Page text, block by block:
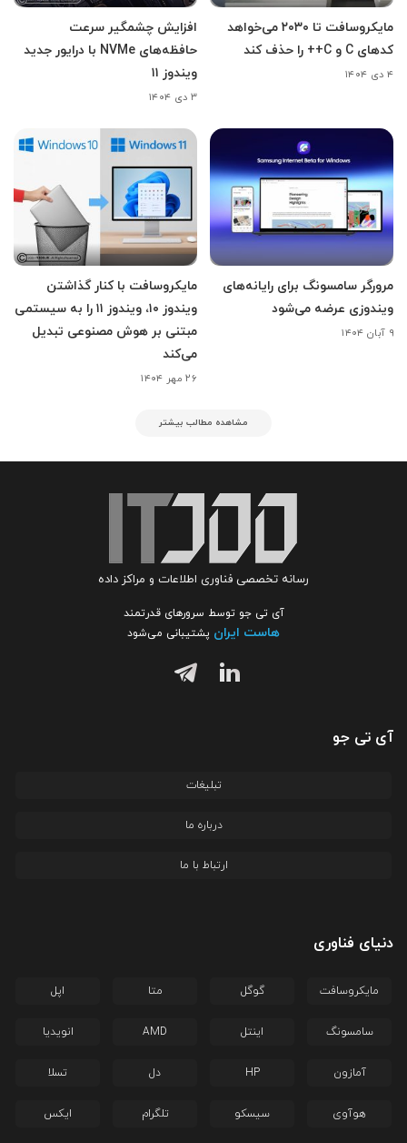
مایکروسافت تا ۲۰۳۰ می‌خواهد
کدهای C و C++ را حذف کند
۴ دی ۱۴۰۴
افزایش چشمگیر سرعت
حافظه‌های NVMe با درایور جدید
ویندوز ۱۱
۳ دی ۱۴۰۴
مرورگر سامسونگ برای رایانه‌های
ویندوزی عرضه می‌شود
۹ آبان ۱۴۰۴
مایکروسافت با کنار گذاشتن
ویندوز ۱۰، ویندوز ۱۱ را به سیستمی
مبتنی بر هوش مصنوعی تبدیل
می‌کند
۲۶ مهر ۱۴۰۴
مشاهده مطالب بیشتر
رسانه تخصصی فناوری اطلاعات و مراکز داده
آی تی جو توسط سرورهای قدرتمند
هاست ایران پشتیبانی می‌شود
آی تی جو
تبلیغات
درباره ما
ارتباط با ما
دنیای فناوری
مایکروسافت گوگل متا اپل
سامسونگ اینتل AMD انویدیا
آمازون HP دل تسلا
هوآوی سیسکو تلگرام ایکس